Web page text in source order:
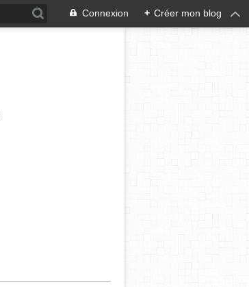
Connexion + Créer mon blog